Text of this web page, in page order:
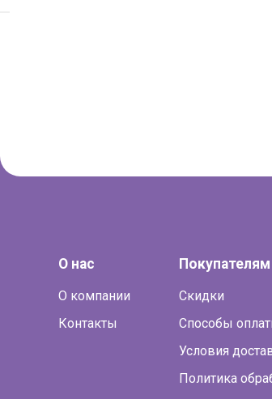
О нас
О компании
Контакты
Покупателям
Скидки
Способы
Условия
Политика